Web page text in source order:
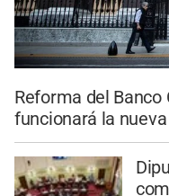
Reforma del
funcionará la